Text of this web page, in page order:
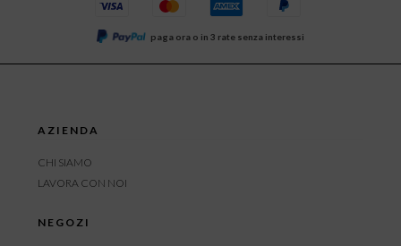
paga ora o in 3 rate senza interessi
AZIENDA
CHI SIAMO
LAVORA CON NOI
NEGOZI